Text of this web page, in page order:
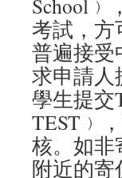
School﹚
考試，方
普遍接受
求申請人
學生提交
TEST﹚
核。如非
附近的寄